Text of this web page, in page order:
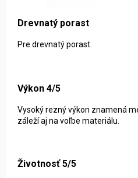
Drevnatý porast
Pre drevnatý porast.
Výkon 4/5
Vysoký rezný výkon znamená
záleží aj na voľbe materiálu.
Životnosť 5/5